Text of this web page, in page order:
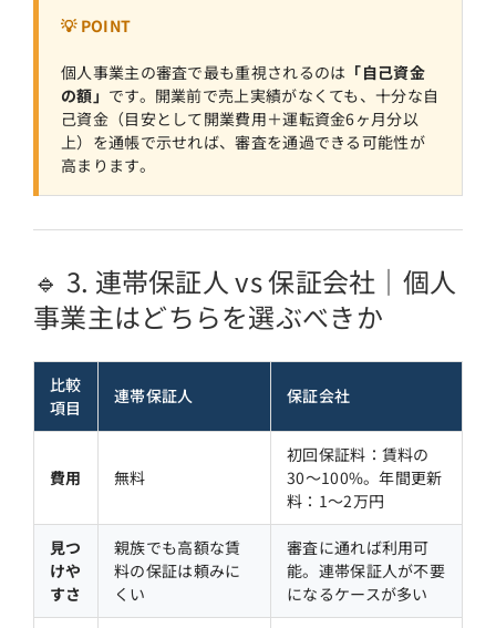
💡 POINT
個人事業主の審査で最も重視されるのは 「自己資金
の額」 です。開業前で売上実績がなくても、十分な自
己資金（目安として開業費用＋運転資金6ヶ月分以
上）を通帳で示せれば、審査を通過できる可能性が
高まります。
🔹 3. 連帯保証人 vs 保証会社｜個人
事業主はどちらを選ぶべきか
比較
項目
連帯保証人 保証会社
費用 無料
初回保証料：賃料の
30〜100%。年間更新
料：1〜2万円
見つ
けや
すさ
親族でも高額な賃
料の保証は頼みに
くい
審査に通れば利用可
能。連帯保証人が不要
になるケースが多い